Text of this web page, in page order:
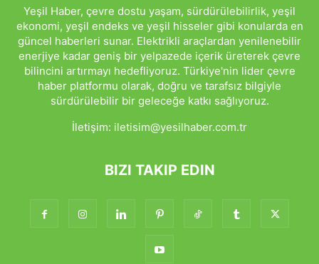
Yeşil Haber, çevre dostu yaşam, sürdürülebilirlik, yeşil
ekonomi, yeşil endeks ve yeşil hisseler gibi konularda en
güncel haberleri sunar. Elektrikli araçlardan yenilenebilir
enerjiye kadar geniş bir yelpazede içerik üreterek çevre
bilincini artırmayı hedefliyoruz. Türkiye'nin lider çevre
haber platformu olarak, doğru ve tarafsız bilgiyle
sürdürülebilir bir geleceğe katkı sağlıyoruz.
İletişim: iletisim@yesilhaber.com.tr
BIZI TAKIP EDIN